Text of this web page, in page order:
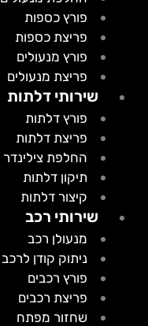
פורץ כספות
פריצת כספות
פורץ מנעולים
פריצת מנעולים
שירותי דלתות
פורץ דלתות
פריצת דלתות
החלפת צילינדר
תיקון דלתות
קיצור דלתות
שירותי רכב
מנעולן רכב
ניתוק קודן לרכב
פורץ רכבים
פריצת רכבים
שחזור מפתח